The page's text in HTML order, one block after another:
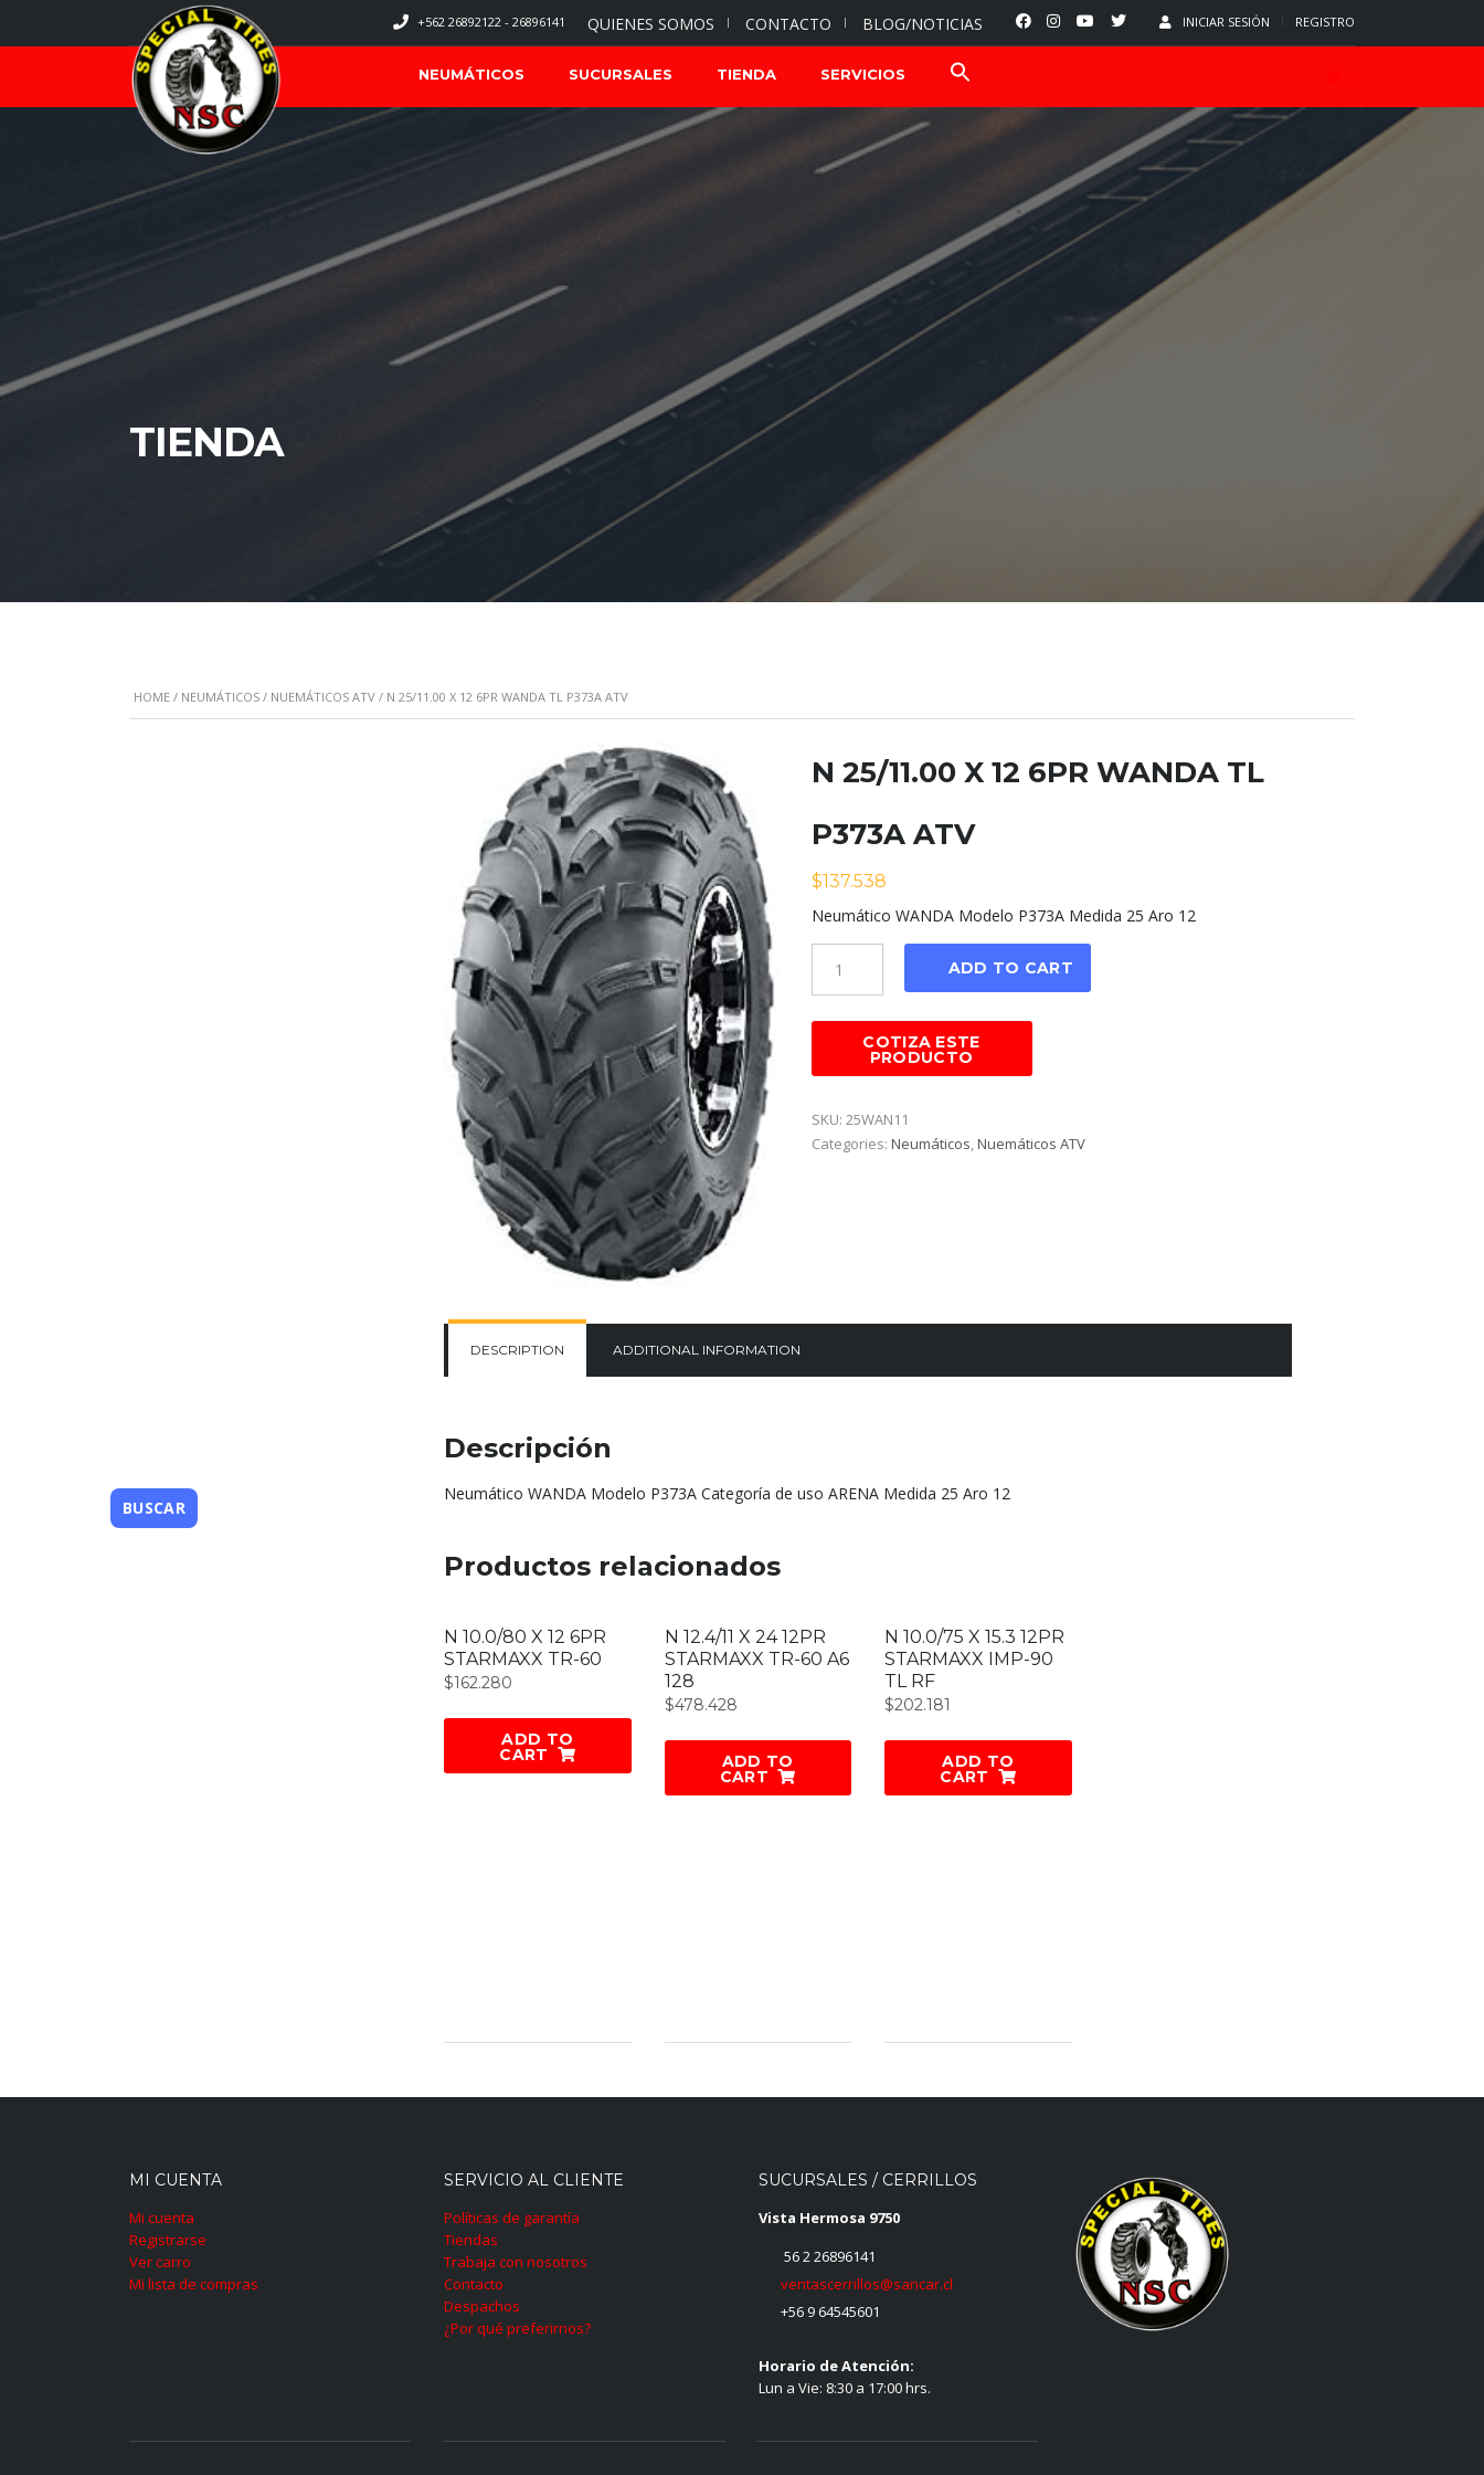
INICIAR SESIÓN REGISTRO
QUIENES SOMOS CONTACTO BLOG/NOTICIAS
+562 26892122 - 26896141
NEUMÁTICOS SUCURSALES TIENDA SERVICIOS
TIENDA
HOME / NEUMÁTICOS / NUEMÁTICOS ATV / N 25/11.00 X 12 6PR WANDA TL P373A ATV
N 25/11.00 X 12 6PR WANDA TL
P373A ATV
$137.538
Neumático WANDA Modelo P373A Medida 25 Aro 12
ADD TO CART
SKU: 25WAN11
Categories: Neumáticos,Nuemáticos ATV
DESCRIPTION ADDITIONAL INFORMATION
Descripción
Neumático WANDA Modelo P373A Categoría de uso ARENA Medida 25 Aro 12
Productos relacionados
N 10.0/80 X 12 6PR
STARMAXX TR-60
$162.280
ADD TO
CART
N 12.4/11 X 24 12PR
STARMAXX TR-60 A6
128
$478.428
ADD TO
CART
N 10.0/75 X 15.3 12PR
STARMAXX IMP-90
TL RF
$202.181
ADD TO
CART
MI CUENTA
Mi cuenta
Registrarse
Ver carro
Mi lista de compras
SERVICIO AL CLIENTE
Políticas de garantía
Tiendas
Trabaja con nosotros
Contacto
Despachos
¿Por qué preferirnos?
SUCURSALES / CERRILLOS
Vista Hermosa 9750
56 2 26896141
ventascerrillos@sancar.cl
+56 9 64545601
Horario de Atención:
Lun a Vie: 8:30 a 17:00 hrs.